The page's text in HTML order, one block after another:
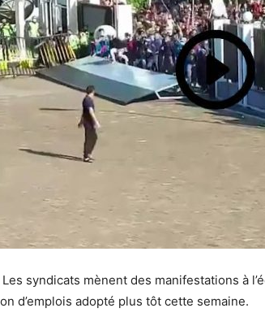
syndicats mènent des manifestations à
d’emplois adopté plus tôt cette semaine.